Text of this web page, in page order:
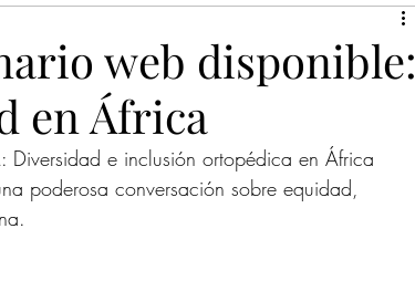
web disponible:
en África
e inclusión ortopédica en África
poderosa conversación sobre equidad,